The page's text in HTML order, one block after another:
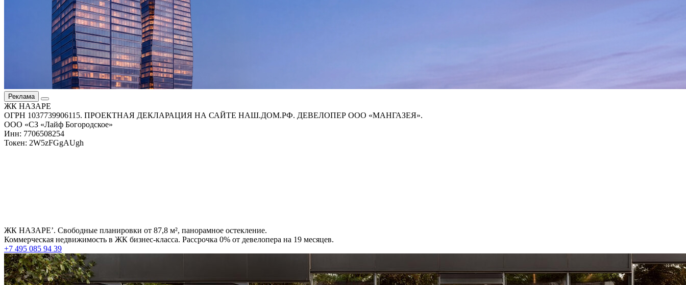
Реклама
ЖК НАЗАРЕ
ОГРН 1037739906115. ПРОЕКТНАЯ ДЕКЛАРАЦИЯ НА САЙТЕ НАШ.ДОМ.РФ. ДЕВЕЛОПЕР ООО «МАНГАЗЕЯ».
ООО «СЗ «Лайф Богородское»
Инн: 7706508254
Токен: 2W5zFGgAUgh
ЖК НАЗАРЕ’. Свободные планировки от 87,8 м², панорамное остекление.
Коммерческая недвижимость в ЖК бизнес-класса. Рассрочка 0% от девелопера на 19 месяцев.
+7 495 085 94 39